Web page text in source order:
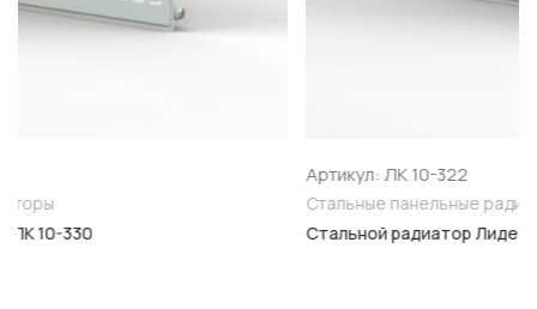
Стальные панельные радиаторы
Стальной радиатор Лидея ЛК 10-322